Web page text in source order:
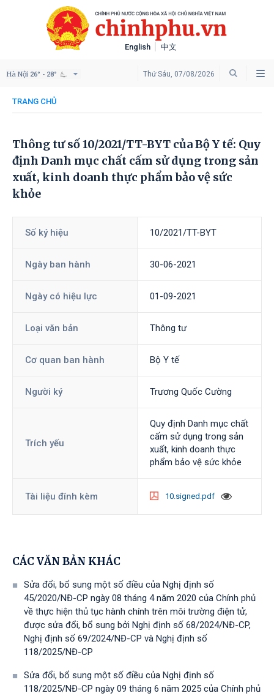
English 中文
Thứ Sáu, 07/08/2026
Hà Nội 26° - 28°
TRANG CHỦ
Thông tư số 10/2021/TT-BYT của Bộ Y tế: Quy
định Danh mục chất cấm sử dụng trong sản
xuất, kinh doanh thực phẩm bảo vệ sức
khỏe
Số ký hiệu 10/2021/TT-BYT
Ngày ban hành 30-06-2021
Ngày có hiệu lực 01-09-2021
Loại văn bản Thông tư
Cơ quan ban hành Bộ Y tế
Người ký Trương Quốc Cường
Trích yếu
Quy định Danh mục chất
cấm sử dụng trong sản
xuất, kinh doanh thực
phẩm bảo vệ sức khỏe
Tài liệu đính kèm 10.signed.pdf
CÁC VĂN BẢN KHÁC
Sửa đổi, bổ sung một số điều của Nghị định số
45/2020/NĐ-CP ngày 08 tháng 4 năm 2020 của Chính phủ
về thực hiện thủ tục hành chính trên môi trường điện tử,
được sửa đổi, bổ sung bởi Nghị định số 68/2024/NĐ-CP,
Nghị định số 69/2024/NĐ-CP và Nghị định số
118/2025/NĐ-СР
Sửa đổi, bổ sung một số điều của Nghị định số
118/2025/NĐ-CP ngày 09 tháng 6 năm 2025 của Chính phủ